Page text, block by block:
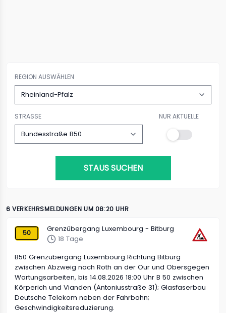
REGION AUSWÄHLEN
STRASSE NUR AKTUELLE
STAUS SUCHEN
6 VERKEHRSMELDUNGEN UM 08:20 UHR
50
Grenzübergang Luxembourg - Bitburg
18 Tage
B50 Grenzübergang Luxembourg Richtung Bitburg
zwischen Abzweig nach Roth an der Our und Obersgegen
Wartungsarbeiten, bis 14.08.2026 18:00 Uhr B 50 zwischen
Körperich und Vianden (Antoniusstraße 31); Glasfaserbau
Deutsche Telekom neben der Fahrbahn;
Geschwindigkeitsreduzierung.